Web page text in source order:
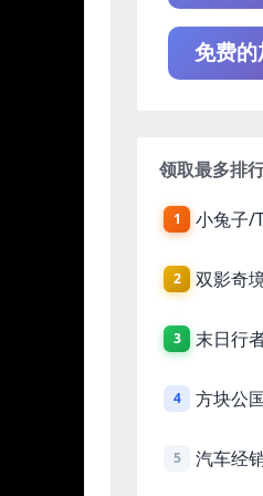
免费的
领取最多排
1 小兔子/
2
3 末日行
4 方块公
5 汽车经